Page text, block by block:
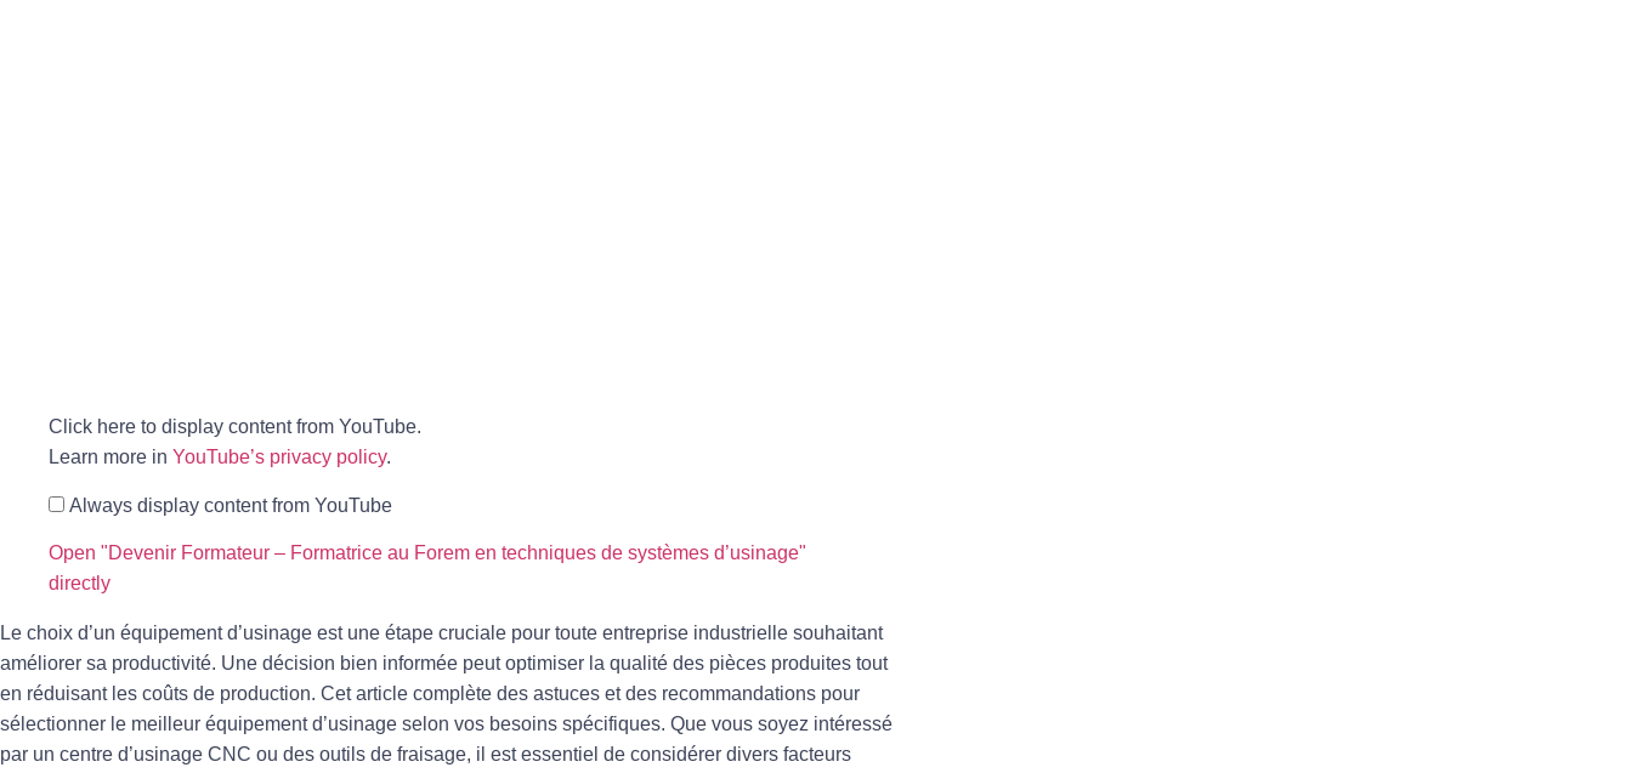
Click here to display content from YouTube.
Learn more in YouTube’s privacy policy.
Always display content from YouTube
Open "Devenir Formateur – Formatrice au Forem en techniques de systèmes d’usinage"
directly
Le choix d’un équipement d’usinage est une étape cruciale pour toute entreprise industrielle souhaitant
améliorer sa productivité. Une décision bien informée peut optimiser la qualité des pièces produites tout
en réduisant les coûts de production. Cet article complète des astuces et des recommandations pour
sélectionner le meilleur équipement d’usinage selon vos besoins spécifiques. Que vous soyez intéressé
par un centre d’usinage CNC ou des outils de fraisage, il est essentiel de considérer divers facteurs